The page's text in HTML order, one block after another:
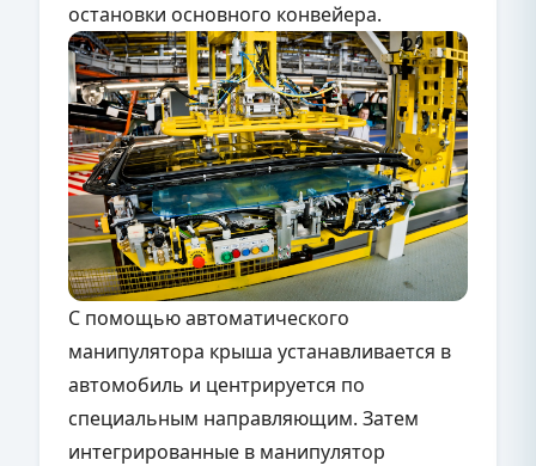
остановки основного конвейера.
С помощью автоматического
манипулятора крыша устанавливается в
автомобиль и центрируется по
специальным направляющим. Затем
интегрированные в манипулятор